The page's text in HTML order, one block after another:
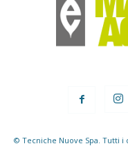
© Tecniche Nuove Spa. Tutti i